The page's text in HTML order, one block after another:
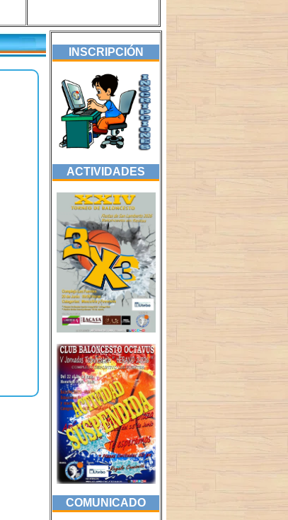
INSCRIPCIÓN
ACTIVIDADES
COMUNICADO